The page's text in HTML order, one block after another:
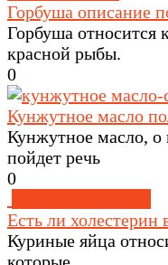
Горбуша описание
Горбуша относится
красной рыбы.
0
Кунжутное масло
Кунжутное масло, о
пойдет речь
0
Есть ли холестерин
Куриные яйца
которые